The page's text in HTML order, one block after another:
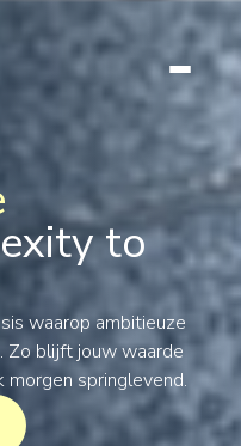
to
waarop ambitieuze
Zo blijft jouw waarde
morgen springlevend.